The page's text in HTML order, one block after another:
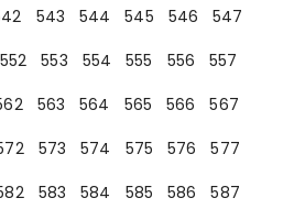
543 544 545 546
547
552 553 554 555 556
557
563 564 565 566
567
573 574 575 576
577
583 584 585 586
587